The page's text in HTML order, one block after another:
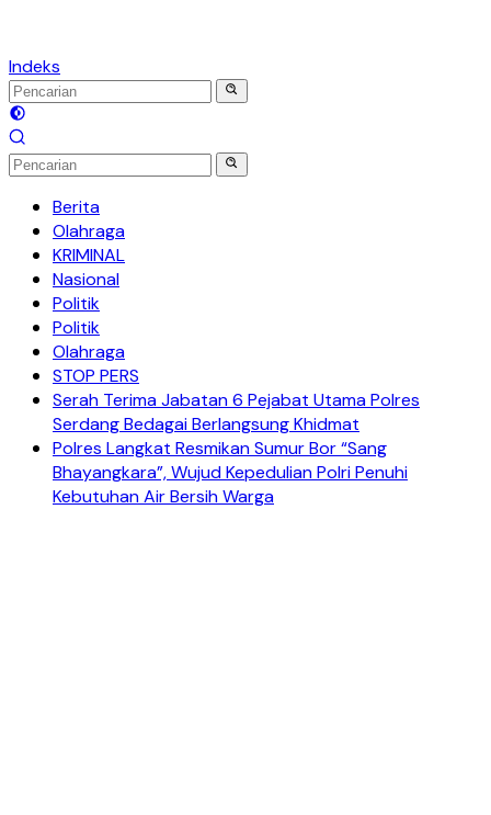
Indeks
Berita
Olahraga
KRIMINAL
Nasional
Politik
Politik
Olahraga
STOP PERS
Serah Terima Jabatan 6 Pejabat Utama Polres
Serdang Bedagai Berlangsung Khidmat
Polres Langkat Resmikan Sumur Bor “Sang
Bhayangkara”, Wujud Kepedulian Polri Penuhi
Kebutuhan Air Bersih Warga